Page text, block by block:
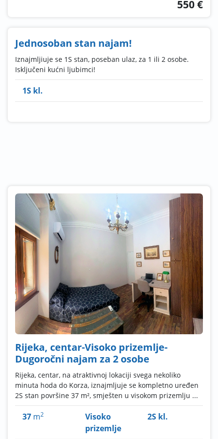
550 €
Jednosoban stan najam!
Iznajmljiuje se 1S stan, poseban ulaz, za 1 ili 2 osobe.
Isključeni kućni ljubimci!
1S kl.
Rijeka, centar-Visoko prizemlje-
Dugoročni najam za 2 osobe
Rijeka, centar, na atraktivnoj lokaciji svega nekoliko
minuta hoda do Korza, iznajmljuje se kompletno uređen
2S stan površine 37 m², smješten u visokom prizemlju ...
37 m2
Visoko
prizemlje
2S kl.